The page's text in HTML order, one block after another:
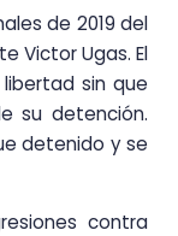
de 2019 del
Victor Ugas. El
sin que
su detención.
detenido y se
contra